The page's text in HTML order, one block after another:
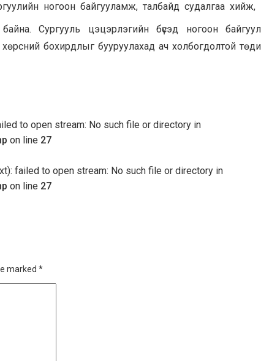
ногоон байгууламж, талбайд судалгаа
Сургууль цэцэрлэгийн бүсэд ногоон
бохирдлыг бууруулахад ач холбогдолтой
to open stream: No such file or directory in
on line 27
failed to open stream: No such file or directory in
on line 27
marked *